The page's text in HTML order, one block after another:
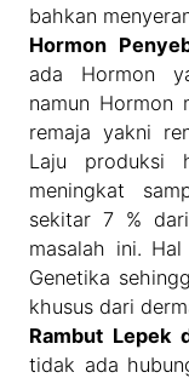
bahkan
Hormon
ada Hormon
namun Hormon
remaja yakni
Laju produksi
meningkat
sekitar 7 %
masalah ini.
Genetika
khusus dari
Rambut Lepek
tidak ada